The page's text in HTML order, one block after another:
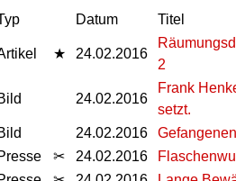
Datum Titel
★ 24.02.2016
2
24.02.2016
Frank
setzt.
24.02.2016
✂ 24.02.2016